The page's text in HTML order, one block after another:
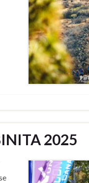
2025